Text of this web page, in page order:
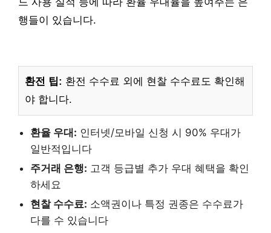
행들이 있습니다.
환전 팁: 환전 수수료 외에 현찰 수수료도 확인해
야 합니다.
환율 우대: 인터넷/모바일 신청 시 90% 우대가
일반적입니다
주거래 은행: 고객 등급별 추가 우대 혜택을 확인
하세요
현찰 수수료: 소액권이나 특정 권종은 수수료가
다를 수 있습니다